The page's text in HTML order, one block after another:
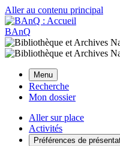
Aller au contenu principal
BAnQ
Menu
Recherche
Mon dossier
Aller sur place
Activités
Préférences de